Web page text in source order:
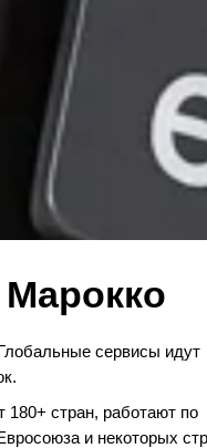
Марокко
сервисы идут
стран, работают по
и некоторых